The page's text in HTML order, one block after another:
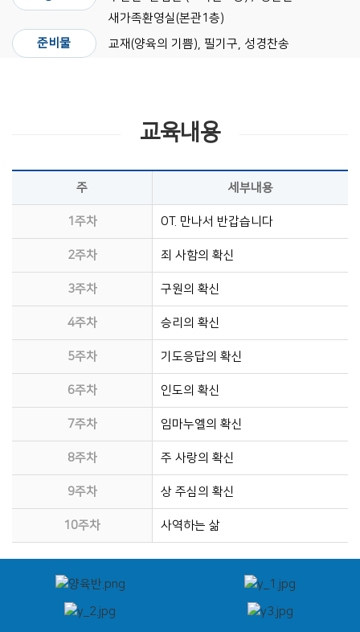
새가족환영실(본관1층)
준비물
교재(양육의 기쁨), 필기구, 성경찬송
교육내용
주 세부내용
1주차 OT. 만나서 반갑습니다
2주차 죄 사함의 확신
3주차 구원의 확신
4주차 승리의 확신
5주차 기도응답의 확신
6주차 인도의 확신
7주차 임마누엘의 확신
8주차 주 사랑의 확신
9주차 상 주심의 확신
10주차 사역하는 삶